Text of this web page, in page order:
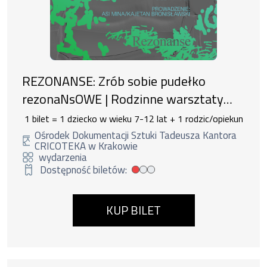
REZONANSE: Zrób sobie pudełko
rezonaNsOWE | Rodzinne warsztaty
konstruktorsko-dźwiękowe
1 bilet = 1 dziecko w wieku 7-12 lat + 1 rodzic/opiekun
Ośrodek Dokumentacji Sztuki Tadeusza Kantora
CRICOTEKA w Krakowie
wydarzenia
Dostępność biletów:
Mała dostępność biletów
KUP BILET